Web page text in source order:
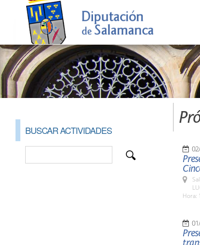
BUSCAR ACTIVIDADES
Hora: